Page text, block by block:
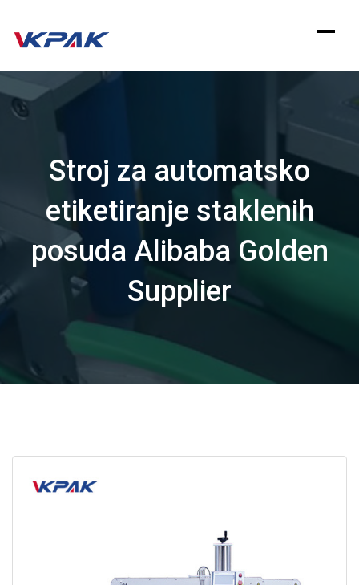
na
sadržaj
Stroj za automatsko
etiketiranje staklenih
posuda Alibaba Golden
Supplier